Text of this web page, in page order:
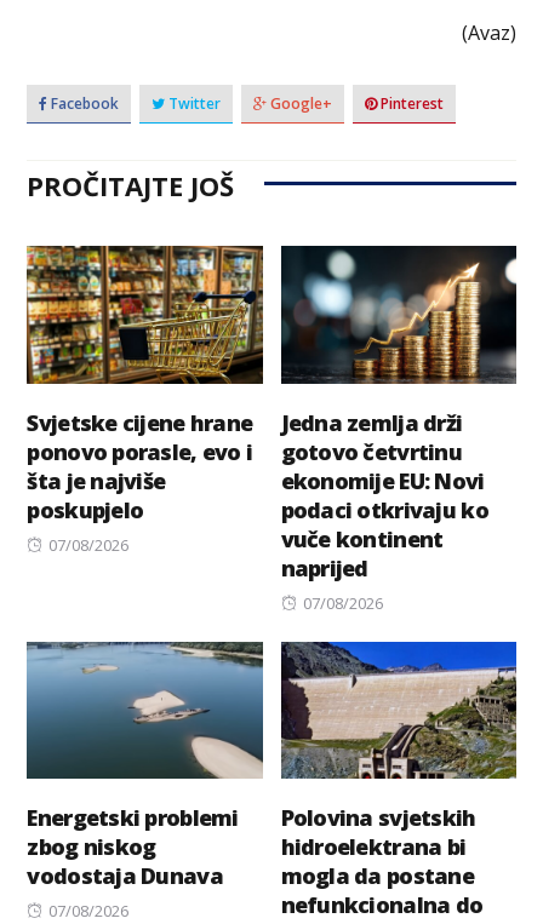
(Avaz)
Facebook Twitter Google+ Pinterest
PROČITAJTE JOŠ
Svjetske cijene hrane
ponovo porasle, evo i
šta je najviše
poskupjelo
Posted
07/08/2026
Jedna zemlja drži
gotovo četvrtinu
ekonomije EU: Novi
podaci otkrivaju ko
vuče kontinent
naprijed
Posted
07/08/2026
Energetski problemi
zbog niskog
vodostaja Dunava
Posted
07/08/2026
Polovina svjetskih
hidroelektrana bi
mogla da postane
nefunkcionalna do